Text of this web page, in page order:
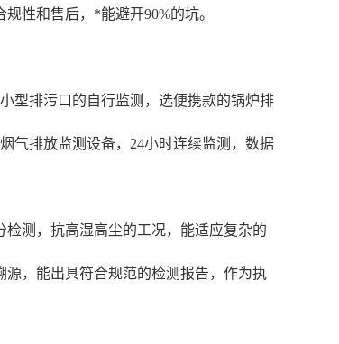
性和售后，*能避开90%的坑。
型排污口的自行监测，选便携款的锅炉排
气排放监测设备，24小时连续监测，数据
测，抗高湿高尘的工况，能适应复杂的
，能出具符合规范的检测报告，作为执